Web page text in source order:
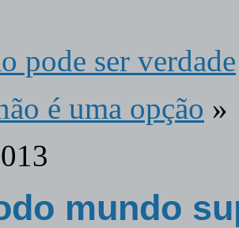
pode ser verdade
é uma opção »
mundo